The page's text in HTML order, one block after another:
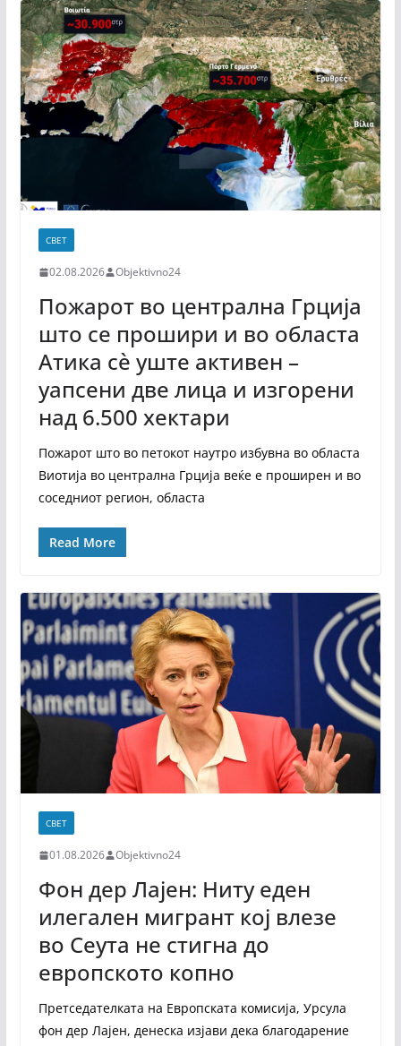
СВЕТ
02.08.2026 Objektivno24
Пожарот во централна Грција
што се прошири и во областа
Атика сè уште активен –
уапсени две лица и изгорени
над 6.500 хектари
Пожарот што во петокот наутро избувна во областа
Виотија во централна Грција веќе е проширен и во
соседниот регион, областа
Read More
СВЕТ
01.08.2026 Objektivno24
Фон дер Лајен: Ниту еден
илегален мигрант кој влезе
во Сеута не стигна до
европското копно
Претседателката на Европската комисија, Урсула
фон дер Лајен, денеска изјави дека благодарение